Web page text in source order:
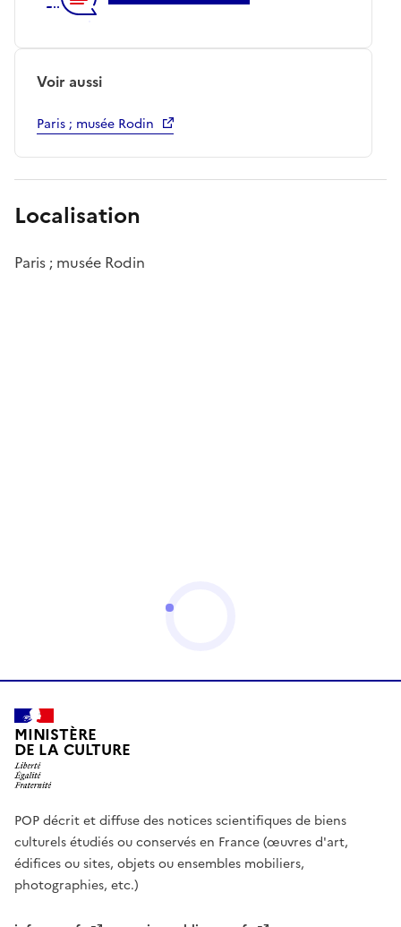
Voir aussi
Paris ; musée Rodin
Localisation
Paris ; musée Rodin
MINISTÈRE
DE LA CULTURE
POP décrit et diffuse des notices scientifiques de biens
culturels étudiés ou conservés en France (œuvres d'art,
édifices ou sites, objets ou ensembles mobiliers,
photographies, etc.)